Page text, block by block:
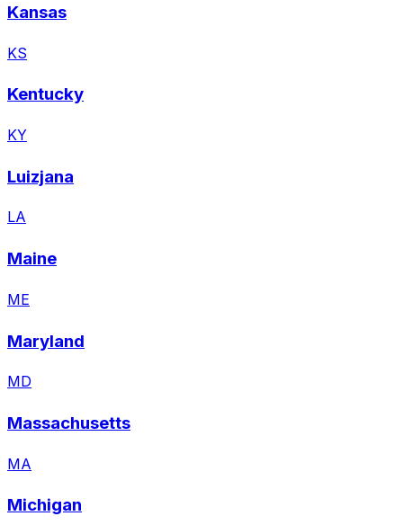
Kansas
KS
Kentucky
KY
Luizjana
LA
Maine
ME
Maryland
MD
Massachusetts
MA
Michigan